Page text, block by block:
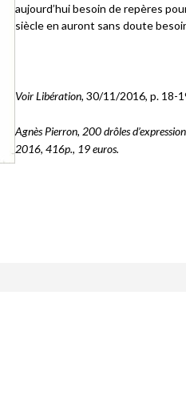
aujourd’hui besoin de repères
siècle en auront sans doute
Voir Libération, 30/11/2016, p. 18-
Agnès Pierron, 200 drôles
2016, 416p., 19 euros.